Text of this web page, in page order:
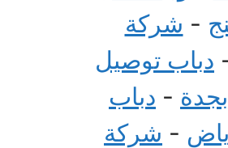
- شركة
دباب توصيل
- دباب
- شركة